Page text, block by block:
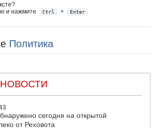
и нажмите
Ctrl + Enter
Политика
сегодня на открытой
от Реховота